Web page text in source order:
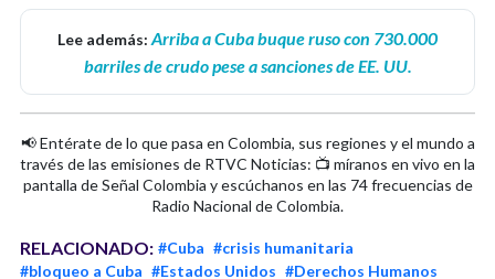
Lee además: Arriba a Cuba buque ruso con 730.000
barriles de crudo pese a sanciones de EE. UU.
📢 Entérate de lo que pasa en Colombia, sus regiones y el mundo a
través de las emisiones de RTVC Noticias: 📺 míranos en vivo en la
pantalla de Señal Colombia y escúchanos en las 74 frecuencias de
Radio Nacional de Colombia.
RELACIONADO: #Cuba #crisis humanitaria
#bloqueo a Cuba #Estados Unidos #Derechos Humanos